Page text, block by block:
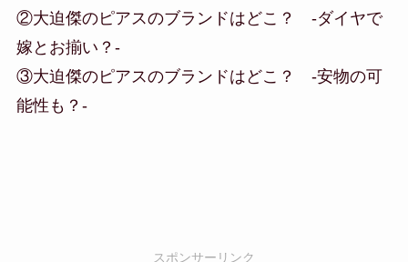
②大迫傑のピアスのブランドはどこ？ -ダイヤで
嫁とお揃い？-
③大迫傑のピアスのブランドはどこ？ -安物の可
能性も？-
スポンサーリンク